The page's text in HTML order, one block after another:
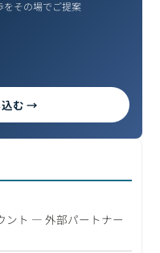
をその場でご提案
込む →
ント ― 外部パートナー